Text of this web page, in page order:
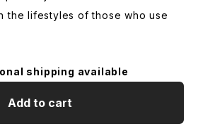
the lifestyles of those who use
shipping available
Add to cart